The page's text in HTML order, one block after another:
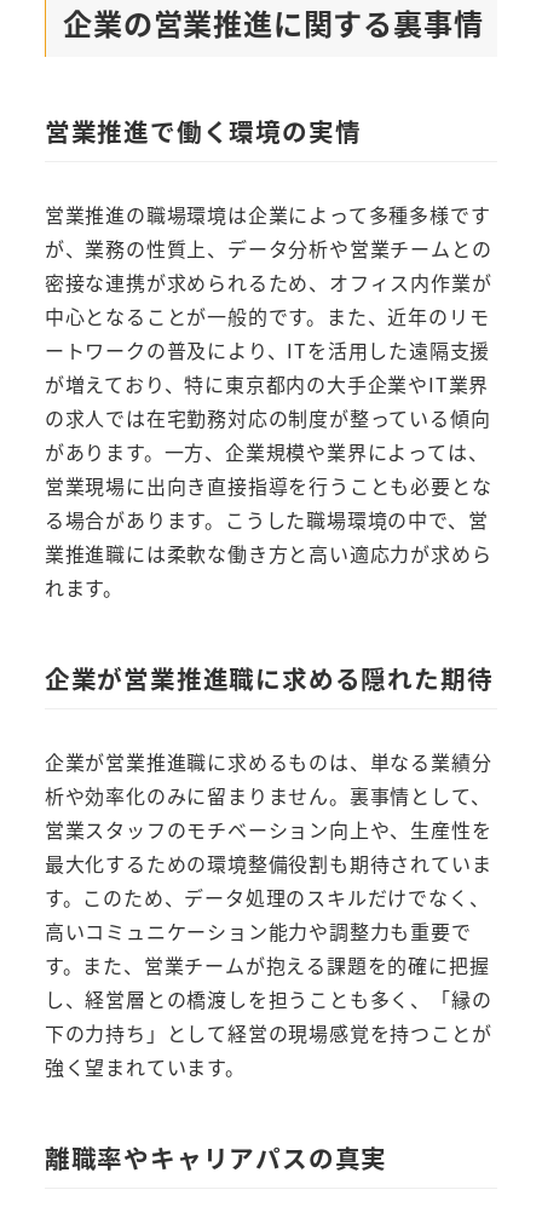
企業の営業推進に関する裏事情
営業推進で働く環境の実情
営業推進の職場環境は企業によって多種多様です
が、業務の性質上、データ分析や営業チームとの
密接な連携が求められるため、オフィス内作業が
中心となることが一般的です。また、近年のリモ
ートワークの普及により、ITを活用した遠隔支援
が増えており、特に東京都内の大手企業やIT業界
の求人では在宅勤務対応の制度が整っている傾向
があります。一方、企業規模や業界によっては、
営業現場に出向き直接指導を行うことも必要とな
る場合があります。こうした職場環境の中で、営
業推進職には柔軟な働き方と高い適応力が求めら
れます。
企業が営業推進職に求める隠れた期待
企業が営業推進職に求めるものは、単なる業績分
析や効率化のみに留まりません。裏事情として、
営業スタッフのモチベーション向上や、生産性を
最大化するための環境整備役割も期待されていま
す。このため、データ処理のスキルだけでなく、
高いコミュニケーション能力や調整力も重要で
す。また、営業チームが抱える課題を的確に把握
し、経営層との橋渡しを担うことも多く、「縁の
下の力持ち」として経営の現場感覚を持つことが
強く望まれています。
離職率やキャリアパスの真実